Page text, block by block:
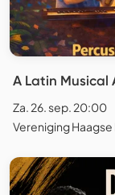
A Latin Musical
Za. 26. sep. 20:00
Vereniging